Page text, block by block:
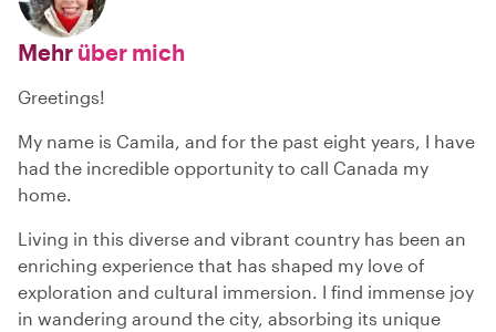
Mehr über mich
Greetings!
My name is Camila, and for the past eight years, I have
had the incredible opportunity to call Canada my
home.
Living in this diverse and vibrant country has been an
enriching experience that has shaped my love of
exploration and cultural immersion. I find immense joy
in wandering around the city, absorbing its unique